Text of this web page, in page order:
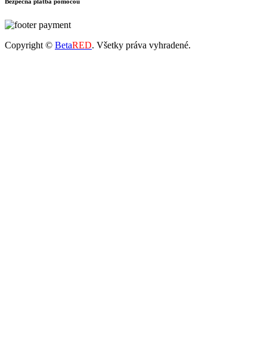
Copyright © BetaRED. Všetky práva vyhradené.